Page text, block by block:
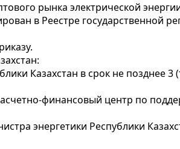
рынка электрической
в Реестре государственной
Казахстан в срок не позднее 3
финансовый центр по
энергетики Республики